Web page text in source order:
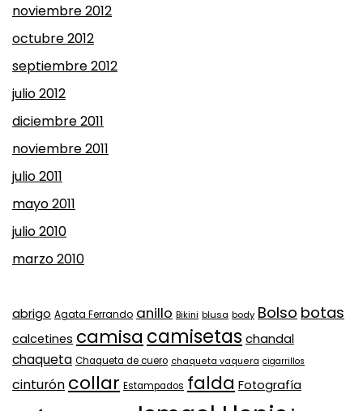
noviembre 2012
octubre 2012
septiembre 2012
julio 2012
diciembre 2011
noviembre 2011
julio 2011
mayo 2011
julio 2010
marzo 2010
abrigo Agata Ferrando anillo Bikini blusa body Bolso botas
calcetines camisa camisetas chandal
chaqueta Chaqueta de cuero chaqueta vaquera cigarrillos
cinturón collar Estampados falda Fotografía